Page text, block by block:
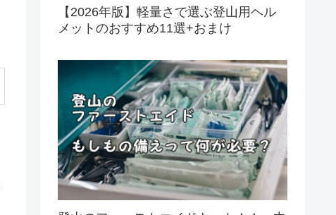
【2026年版】軽量さで選ぶ登山用ヘル
メットのおすすめ11選+おまけ